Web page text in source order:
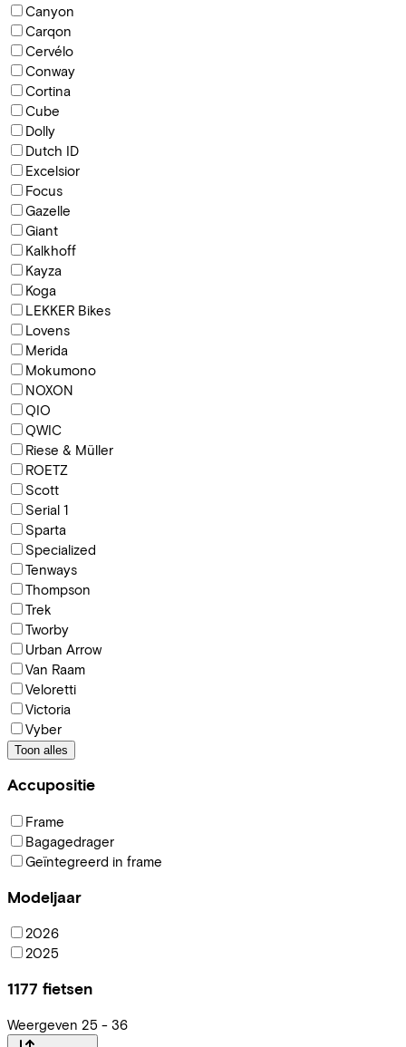
Canyon
Carqon
Cervélo
Conway
Cortina
Cube
Dolly
Dutch ID
Excelsior
Focus
Gazelle
Giant
Kalkhoff
Kayza
Koga
LEKKER Bikes
Lovens
Merida
Mokumono
NOXON
QIO
QWIC
Riese & Müller
ROETZ
Scott
Serial 1
Sparta
Specialized
Tenways
Thompson
Trek
Tworby
Urban Arrow
Van Raam
Veloretti
Victoria
Vyber
Toon alles
Accupositie
Frame
Bagagedrager
Geïntegreerd in frame
Modeljaar
2026
2025
1177 fietsen
Weergeven 25 - 36